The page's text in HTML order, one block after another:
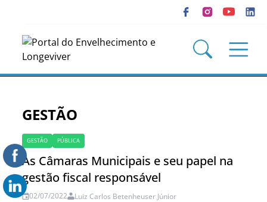
GESTÃO
GESTÃO PÚBLICA
As Câmaras Municipais e seu papel na
gestão fiscal responsável
02/07/2022 Luiz Carlos Betenheuser Júnior